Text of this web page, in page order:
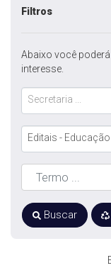
Filtros
Abaixo você
interesse.
Secretaria ...
Editais - Educação
Buscar